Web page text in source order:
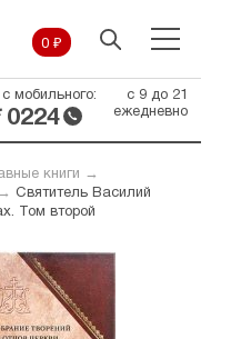
0 ₽
мобильного:
0224
с 9 до 21
ежедневно
книги →
Святитель Василий
Том второй